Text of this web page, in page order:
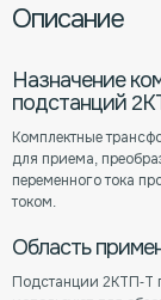
Описание
Назначение
подстанций
Комплектные
для приема,
переменного тока
током.
Область
Подстанции 2КТП-Т